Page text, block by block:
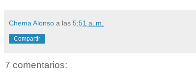
Chema Alonso a las 5:51 a. m.
Compartir
7 comentarios: